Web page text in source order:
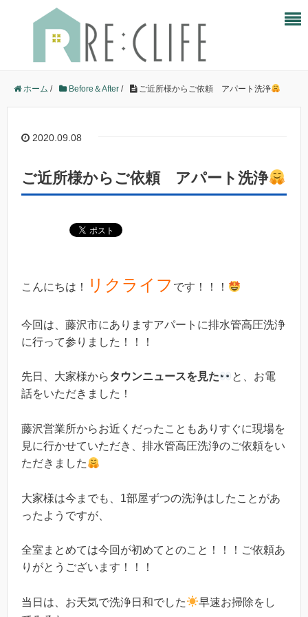
ホーム / Before＆After / ご近所様からご依頼 アパート洗浄
2020.09.08
ご近所様からご依頼 アパート洗浄
こんにちは！ リクライフ です！！！
今回は、藤沢市にありますアパートに排水管高圧洗浄
に行って参りました！！！
先日、大家様からタウンニュースを見た
と、お電
話をいただきました！
藤沢営業所からお近くだったこともありすぐに現場を
見に行かせていただき、排水管高圧洗浄のご依頼をい
ただきました
大家様は今までも、1部屋ずつの洗浄はしたことがあ
ったようですが、
全室まとめては今回が初めてとのこと！！！ご依頼あ
りがとうございます！！！
当日は、お天気で洗浄日和でした
早速お掃除をし